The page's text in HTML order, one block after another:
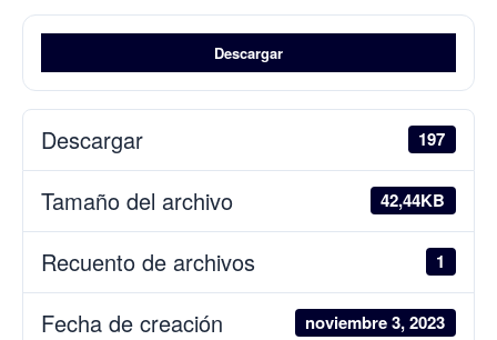
Descargar
Descargar 197
Tamaño del archivo 42,44KB
Recuento de archivos 1
Fecha de creación noviembre 3, 2023